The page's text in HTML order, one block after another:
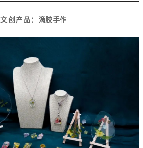
文创产品： 滴胶手作